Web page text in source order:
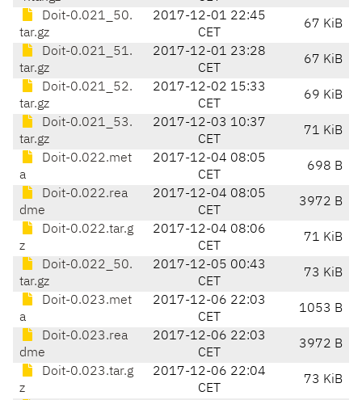
Doit-0.021_50.
tar.gz
2017-12-01 22:45
CET
67 KiB
Doit-0.021_51.
tar.gz
2017-12-01 23:28
CET
67 KiB
Doit-0.021_52.
tar.gz
2017-12-02 15:33
CET
69 KiB
Doit-0.021_53.
tar.gz
2017-12-03 10:37
CET
71 KiB
Doit-0.022.met
a
2017-12-04 08:05
CET
698 B
Doit-0.022.rea
dme
2017-12-04 08:05
CET
3972 B
Doit-0.022.tar.g
z
2017-12-04 08:06
CET
71 KiB
Doit-0.022_50.
tar.gz
2017-12-05 00:43
CET
73 KiB
Doit-0.023.met
a
2017-12-06 22:03
CET
1053 B
Doit-0.023.rea
dme
2017-12-06 22:03
CET
3972 B
Doit-0.023.tar.g
z
2017-12-06 22:04
CET
73 KiB